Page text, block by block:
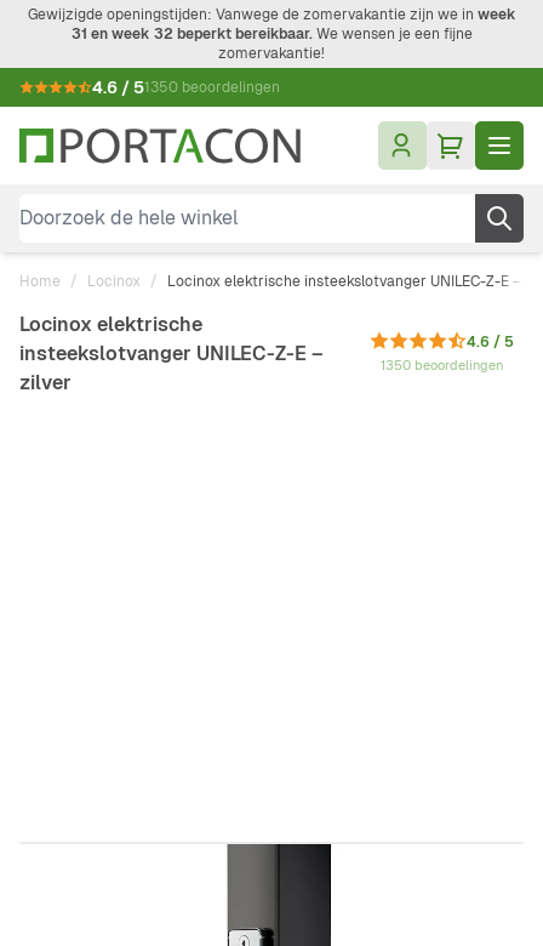
Ga naar de inhoud
Gewijzigde openingstijden: Vanwege de zomervakantie zijn we in week
31 en week 32 beperkt bereikbaar.We wensen je een fijne
zomervakantie!
4.6 / 51350 beoordelingen
Doorzoek de hele winkel
Home / Locinox / Locinox elektrische insteekslotvanger UNILEC-Z-E –
Locinox elektrische
insteekslotvanger UNILEC-Z-E –
zilver
4.6 / 5
1350 beoordelingen